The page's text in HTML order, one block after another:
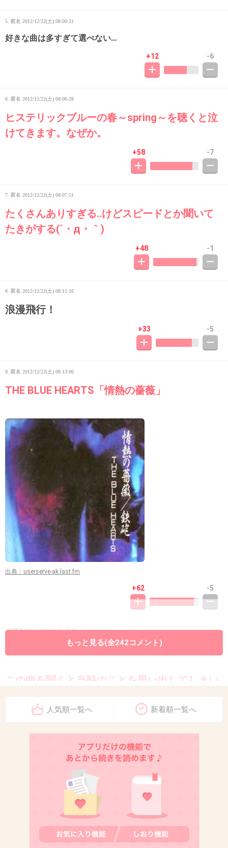
5. 匿名 2012/12/22(土) 08:00:31
好きな曲は多すぎて選べない…
+12 -6
6. 匿名 2012/12/22(土) 08:06:28
ヒステリックブルーの春～spring～を聴くと泣
けてきます。なぜか。
+58 -7
7. 匿名 2012/12/22(土) 08:07:51
たくさんありすぎる‥けどスピードとか聞いて
たきがする(´・д・｀)
+48 -1
8. 匿名 2012/12/22(土) 08:11:16
浪漫飛行！
+33 -5
9. 匿名 2012/12/22(土) 08:13:06
THE BLUE HEARTS「情熱の薔薇」
出典：userserve-ak.last.fm
+62 -5
10. 匿名2012/12/22(土) 08:13:10
Mr.Childrenのinnocent world ですね！
この曲を聞くと当時のことを思い出してしまい
+104
2012/12/22(土) 08:13:45
恋しさとせつなさと心強さと
+58
2012/12/22(土) 08:14:02
もっと見る(全242コメント)
人気順一覧へ 新着順一覧へ